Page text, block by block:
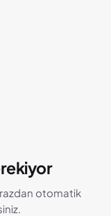
otomatik